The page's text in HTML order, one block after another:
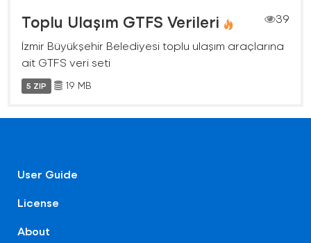
Toplu Ulaşım GTFS Verileri
39
İzmir Büyükşehir Belediyesi toplu ulaşım araçlarına
ait GTFS veri seti
5 ZIP 19 MB
User Guide
License
About